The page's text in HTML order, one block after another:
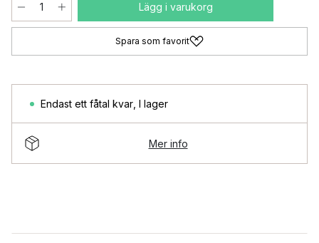
Lägg i varukorg
Spara som favorit
Endast ett fåtal kvar I lager
Mer info